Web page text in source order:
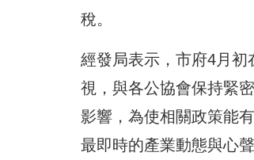
稅。
經發局表示，市府4月
視，與各公協會保持緊
影響，為使相關政策能
最即時的產業動態與心聲